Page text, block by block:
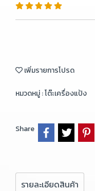
เพิ่มรายการโปรด
หมวดหมู่ :โต๊ะเครื่องแป้ง
Share
รายละเอียดสินค้า